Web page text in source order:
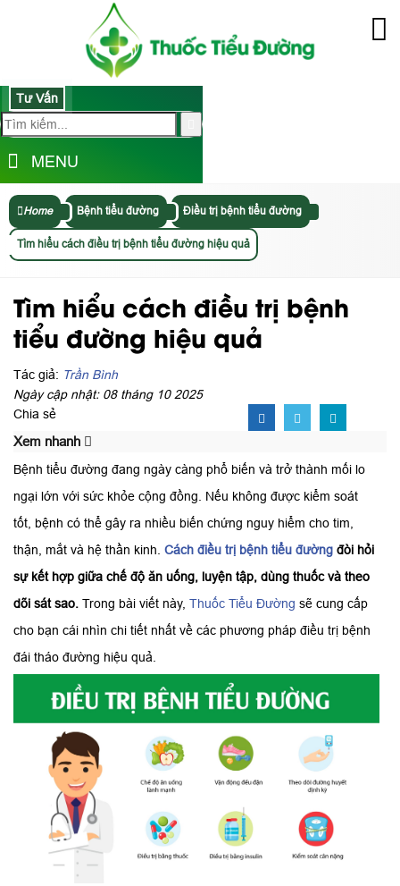
Tư Vấn
MENU
Home Bệnh tiểu đường Điều trị bệnh tiểu đường
Tìm hiểu cách điều trị bệnh tiểu đường hiệu quả
Tìm hiểu cách điều trị bệnh
tiểu đường hiệu quả
Tác giả: Trần Bình
Ngày cập nhật: 08 tháng 10 2025
Chia sẻ
Xem nhanh
Bệnh tiểu đường đang ngày càng phổ biến và trở thành mối lo
ngại lớn với sức khỏe cộng đồng. Nếu không được kiểm soát
tốt, bệnh có thể gây ra nhiều biến chứng nguy hiểm cho tim,
thận, mắt và hệ thần kinh. Cách điều trị bệnh tiểu đường đòi hỏi
sự kết hợp giữa chế độ ăn uống, luyện tập, dùng thuốc và theo
dõi sát sao. Trong bài viết này, Thuốc Tiểu Đường sẽ cung cấp
cho bạn cái nhìn chi tiết nhất về các phương pháp điều trị bệnh
đái tháo đường hiệu quả.